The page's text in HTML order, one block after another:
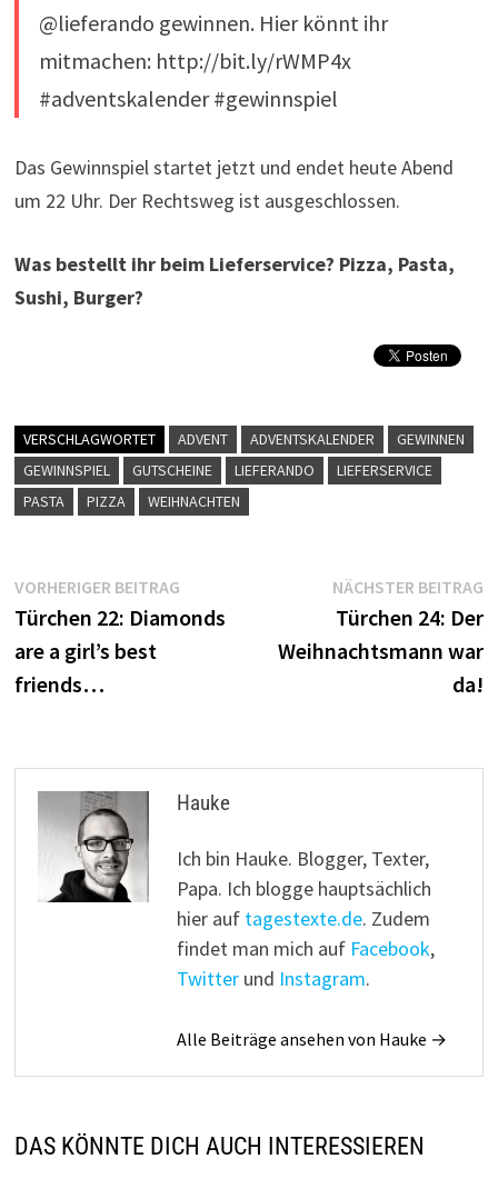
@lieferando gewinnen. Hier könnt ihr
mitmachen: http://bit.ly/rWMP4x
#adventskalender #gewinnspiel
Das Gewinnspiel startet jetzt und endet heute Abend
um 22 Uhr. Der Rechtsweg ist ausgeschlossen.
Was bestellt ihr beim Lieferservice? Pizza, Pasta,
Sushi, Burger?
VERSCHLAGWORTET ADVENT ADVENTSKALENDER
GEWINNEN
GEWINNSPIEL
GUTSCHEINE LIEFERANDO
LIEFERSERVICE
PASTA
PIZZA WEIHNACHTEN
Beitragsnavigation
VORHERIGER BEITRAGVorheriger
Beitrag:
Türchen 22: Diamonds
are a girl’s best
friends…
NÄCHSTER BEITRAG
Türchen 24: Der
Weihnachtsmann war
da!
Hauke
Ich bin Hauke. Blogger, Texter,
Papa. Ich blogge hauptsächlich
hier auf tagestexte.de. Zudem
findet man mich auf Facebook,
Twitterund Instagram.
Alle Beiträge ansehen von Hauke →
DAS KÖNNTE DICH AUCH INTERESSIEREN